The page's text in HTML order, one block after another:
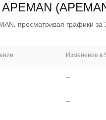
просматривая графики
Изменение в
--
--